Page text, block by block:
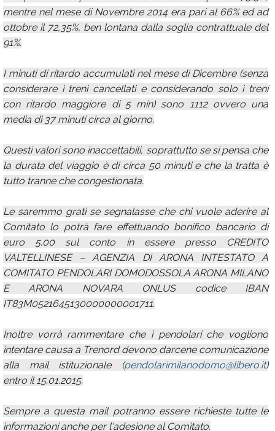
mentre nel mese di Novembre 2014 era pari al 66% ed ad
ottobre il 72,35%, ben lontana dalla soglia contrattuale del
91%.
I minuti di ritardo accumulati nel mese di Dicembre (senza
considerare i treni cancellati e considerando solo i treni
con ritardo maggiore di 5 min) sono 1112 ovvero una
media di 37 minuti circa al giorno.
Questi valori sono inaccettabili, soprattutto se si pensa che
la durata del viaggio è di circa 50 minuti e che la tratta è
tutto tranne che congestionata.
Le saremmo grati se segnalasse che chi vuole aderire al
Comitato lo potrà fare effettuando bonifico bancario di
euro 5.00 sul conto in essere presso CREDITO
VALTELLINESE – AGENZIA DI ARONA INTESTATO A
COMITATO PENDOLARI DOMODOSSOLA ARONA MILANO
E ARONA NOVARA ONLUS codice IBAN
IT83M0521645130000000001711.
Inoltre vorrà rammentare che i pendolari che vogliono
intentare causa a Trenord devono darcene comunicazione
alla mail istituzionale (pendolarimilanodomo@libero.it)
entro il 15.01.2015.
Sempre a questa mail potranno essere richieste tutte le
informazioni anche per l'adesione al Comitato.